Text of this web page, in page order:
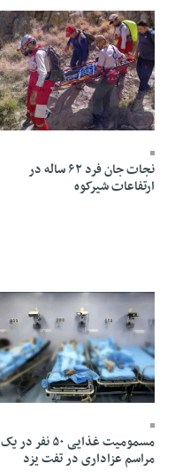
05 Mehr 1404 - 12:27
نجات جان فرد ۶۲ ساله در
ارتفاعات شیرکوه
11 Mordad 1404 - 22:44
مسمومیت غذایی ۵۰ نفر در یک
مراسم عزاداری در تفت یزد